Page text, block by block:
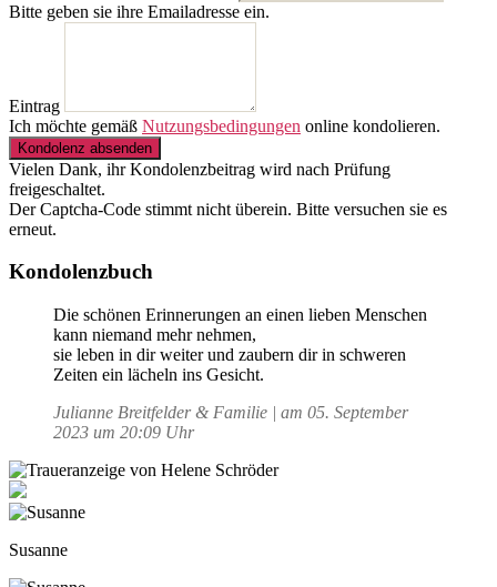
Bitte geben sie ihre Emailadresse ein.
Eintrag
Ich möchte gemäß Nutzungsbedingungen online kondolieren.
Kondolenz absenden
Vielen Dank, ihr Kondolenzbeitrag wird nach Prüfung
freigeschaltet.
Der Captcha-Code stimmt nicht überein. Bitte versuchen sie es
erneut.
Kondolenzbuch
Die schönen Erinnerungen an einen lieben Menschen
kann niemand mehr nehmen,
sie leben in dir weiter und zaubern dir in schweren
Zeiten ein lächeln ins Gesicht.
Julianne Breitfelder & Familie | am 05. September
2023 um 20:09 Uhr
Susanne